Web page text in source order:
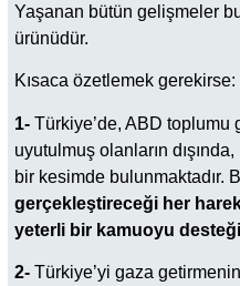
Yaşanan bütün gelişmeler
ürünüdür.
Kısaca özetlemek gerekirse:
1- Türkiye’de, ABD toplumu
uyutulmuş olanların
bir kesimde bulunmaktadır.
gerçekleştireceği her
yeterli bir kamuoyu
2- Türkiye’yi gaza